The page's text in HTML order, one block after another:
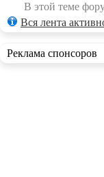
В этой теме
Вся лента
Реклама спонсоров